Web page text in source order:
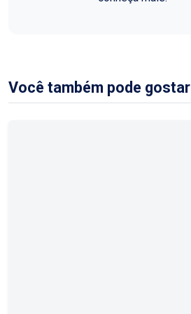
Você também pode gostar